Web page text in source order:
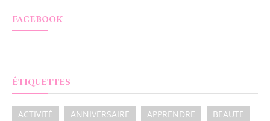
FACEBOOK
ÉTIQUETTES
ACTIVITÉ ANNIVERSAIRE APPRENDRE
BEAUTE